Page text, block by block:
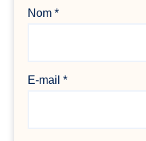
Nom*
E-mail*